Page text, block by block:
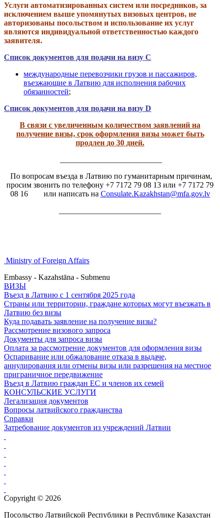
Услуги автоматизированных систем или посредников, за
исключением выше упомянутых визовых центров, не
авторизованы посольством и использование их услуг
являются индивидуальной ответственностью каждого
заявителя.
Список документов для подачи на визу С
международные перевозчики грузов и пассажиров,
въезжающие в Латвию для исполнения рабочих
обязанностей;
Список документов для подачи на визу D
В связи с увеличенным количеством заявлений на
получение визы, срок оформления визы может быть
продлен до 30 дней.
По вопросам въезда в Латвию по гуманитарным причинам,
просим звонить по телефону +7 7172 79 08 13 или +7 7172 79
08 16 или написать на Consulate.Kazakhstan@mfa.gov.lv
Ministry of Foreign Affairs
Embassy - Kazahstāna - Submenu
ВИЗЫ
Въезд в Латвию с 1 сентября 2025 года
Страны или территории, граждане которых могут въезжать в
Латвию без визы
Куда подавать заявление на получение визы?
Рассмотрение визового запроса
Документы для запроса визы
Оплата за рассмотрение документов для оформления визы
Оспаривание или обжалование отказа в выдаче,
аннулирования или отмены визы или разрешения на местное
приграничное передвижение
Въезд в Латвию граждан ЕС и членов их семей
КОНСУЛЬСКИЕ УСЛУГИ
Легализация документов
Вопросы латвийского гражданства
Справки
Затребование документов из учреждений Латвии
Copyright © 2026
Посольство Латвийской Республики в Республике Казахстан